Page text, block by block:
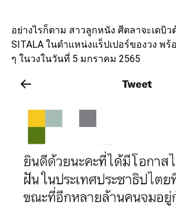
อย่างไรก็ตาม สาวลูกหนัง ศีตลาจะเดบิว
SITALA ในตำแหน่งแร็ปเปอร์ของวง พ
ๆ ในวงในวันที่ 5 มกราคม 2565